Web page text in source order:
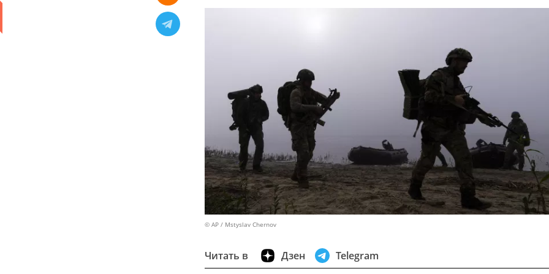
© AP / Mstyslav Chernov
Читать в Дзен Telegram